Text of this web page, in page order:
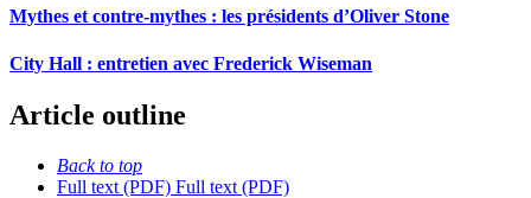
Mythes et contre-mythes : les présidents d’Oliver Stone
City Hall : entretien avec Frederick Wiseman
Article outline
Back to top
Full text (PDF) Full text (PDF)